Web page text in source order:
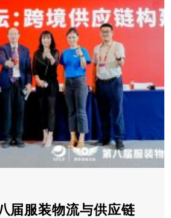
届服装物流与供应链